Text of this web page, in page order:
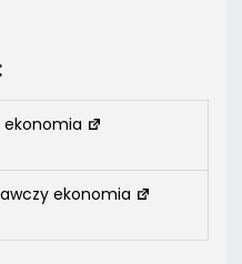
ekonomia